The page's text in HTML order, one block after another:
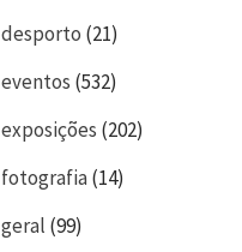
desporto (21)
eventos (532)
exposições (202)
fotografia(14)
geral (99)